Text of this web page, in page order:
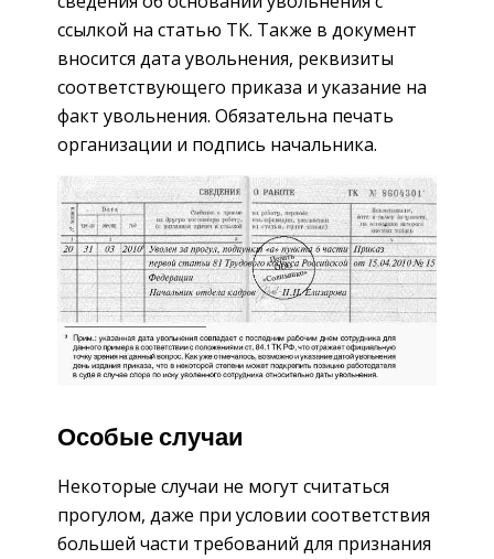
ссылкой на статью ТК. Также в документ
вносится дата увольнения, реквизиты
соответствующего приказа и указание на
факт увольнения. Обязательна печать
организации и подпись начальника.
Особые случаи
Некоторые случаи не могут считаться
прогулом, даже при условии соответствия
большей части требований для признания